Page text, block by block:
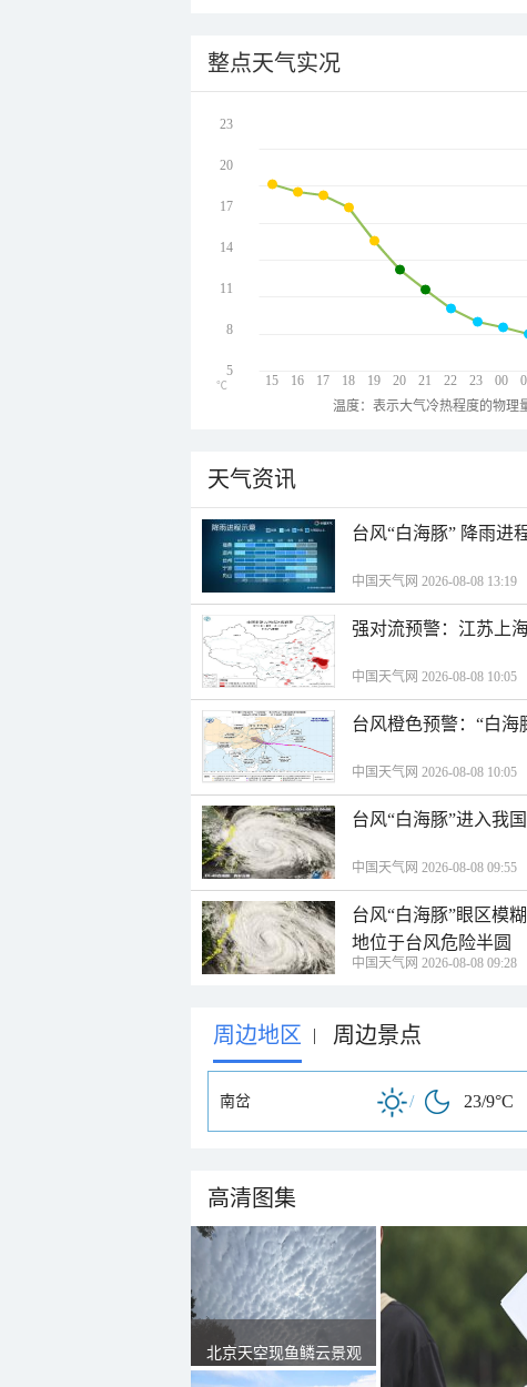
整点天气实况
15 16 17 18 19 20 21 22 23 00
23
20
17
14
11
8
5
℃
温度：表示大气冷热程度的物理
天气资讯
台风“白海豚” 降雨进
中国天气网 2026-08-08 13:19
强对流预警：江苏上
中国天气网 2026-08-08 10:05
台风橙色预警：“白海
中国天气网 2026-08-08 10:05
台风“白海豚”进入我
中国天气网 2026-08-08 09:55
台风“白海豚”眼区模
地位于台风危险半圆
中国天气网 2026-08-08 09:28
周边地区 | 周边景点
南岔 / 23/9°C
高清图集
北京天空现鱼鳞云景观